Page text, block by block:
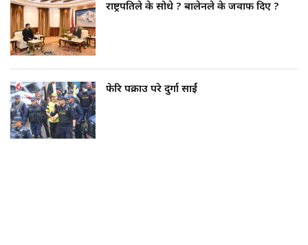
राष्ट्रपतिले के सोधे ? बालेनले के जवाफ दिए ?
फेरि पक्राउ परे दुर्गा प्रसाईं